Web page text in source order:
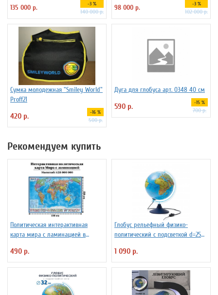
135 000 р. -3 %
140 000 р. 98 000 р. -3 %
102 000 р.
Сумка молодежная "Smiley World"
Proff21
420 р. -16 %
500 р.
Дуга для глобуса арт. 0348 40 см
590 р. -15 %
700 р.
Рекомендуем купить
Политическая интерактивная
карта мира с ламинацией в
490 р.
Глобус рельефный физико-
политический с подсветкой d=25
1 090 р.